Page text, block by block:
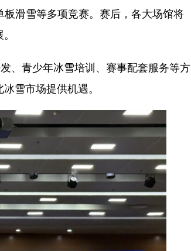
滑雪等多项竞赛。赛后，各大场馆将
、青少年冰雪培训、赛事配套服务等方
雪市场提供机遇。